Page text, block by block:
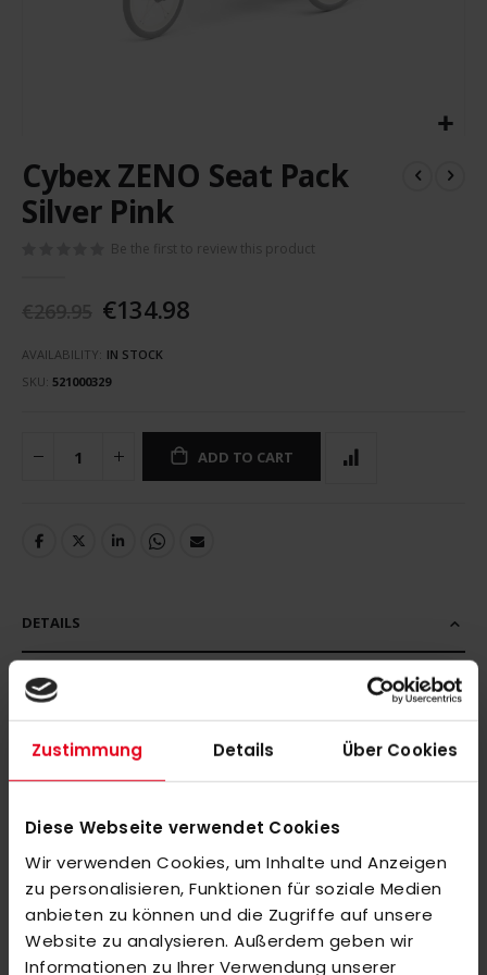
Zustimmung Details Über Cookies
Diese Webseite verwendet Cookies
Wir verwenden Cookies, um Inhalte und Anzeigen
zu personalisieren, Funktionen für soziale Medien
anbieten zu können und die Zugriffe auf unsere
Website zu analysieren. Außerdem geben wir
Informationen zu Ihrer Verwendung unserer
to
the
beginning
Cybex ZENO Seat Pack
Silver Pink
Be the first to review this product
€134.98
AVAILABILITY: IN STOCK
SKU 521000329
ADD TO CART
DETAILS
MORE INFORMATION
Check items to add to the cart orselect all
OBO Helmet ABS + TP Black
€279.00